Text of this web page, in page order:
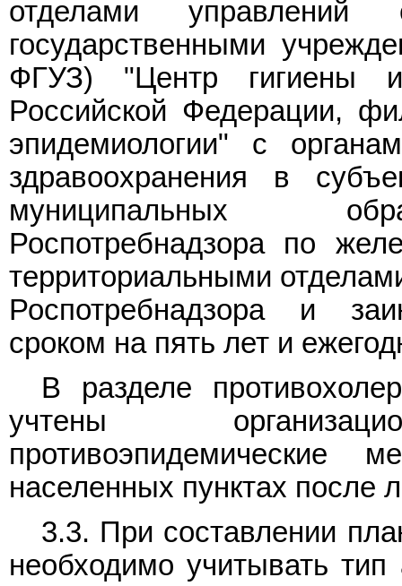
отделами
государственными
ФГУЗ) "Центр гигиены
Российской Федерации,
эпидемиологии" с
здравоохранения в
муниципальных
Роспотребнадзора по
территориальными
Роспотребнадзора и
сроком на пять лет и
В разделе
учтены
противоэпидемические
населенных пунктах после
3.3. При составлении
необходимо учитывать